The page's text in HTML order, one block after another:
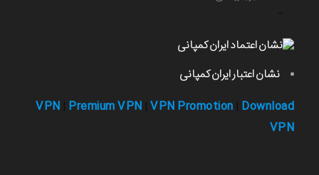
نشان اعتبار ایران کمپانی
VPN Premium VPN VPN Promotion Download
VPN